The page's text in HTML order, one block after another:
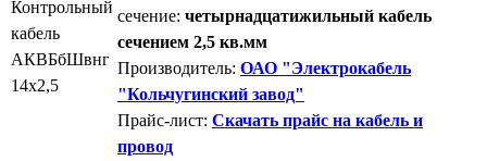
сечение: четырнадцатижильный кабель
сечением 2,5 кв.мм
Производитель: ОАО "Электрокабель
"Кольчугинский завод"
Прайс-лист: Скачать прайс на кабель и
провод